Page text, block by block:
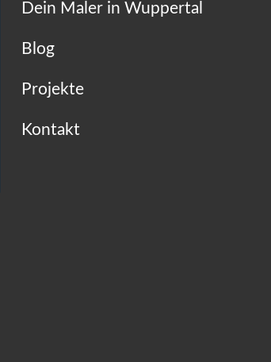
Dein Maler in Wuppertal
Blog
Projekte
Kontakt